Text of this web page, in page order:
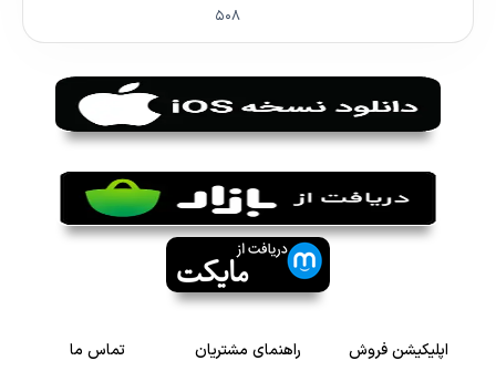
۵۰۸
اپلیکیشن فروش
راهنمای مشتریان تماس ما